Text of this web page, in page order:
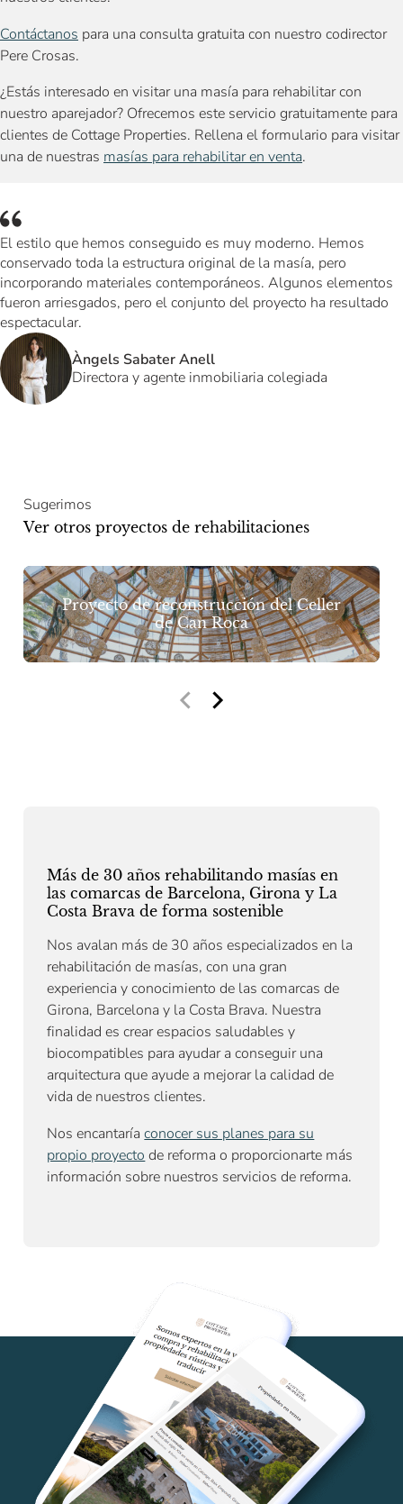
Contáctanos para una consulta gratuita con nuestro codirector
Pere Crosas.
¿Estás interesado en visitar una masía para rehabilitar con
nuestro aparejador? Ofrecemos este servicio gratuitamente para
clientes de Cottage Properties. Rellena el formulario para visitar
una de nuestras masías para rehabilitar en venta.
El estilo que hemos conseguido es muy moderno. Hemos
conservado toda la estructura original de la masía, pero
incorporando materiales contemporáneos. Algunos elementos
fueron arriesgados, pero el conjunto del proyecto ha resultado
espectacular.
Àngels Sabater Anell
Directora y agente inmobiliaria colegiada
Sugerimos
Ver otros proyectos de rehabilitaciones
Proyecto de reconstrucción del Celler
de Can Roca
Más de 30 años rehabilitando masías en
las comarcas de Barcelona, Girona y La
Costa Brava de forma sostenible
Nos avalan más de 30 años especializados en la
rehabilitación de masías, con una gran
experiencia y conocimiento de las comarcas de
Girona, Barcelona y la Costa Brava. Nuestra
finalidad es crear espacios saludables y
biocompatibles para ayudar a conseguir una
arquitectura que ayude a mejorar la calidad de
vida de nuestros clientes.
Nos encantaríaconocer sus planes para su
propio proyecto de reforma o proporcionarte más
información sobre nuestros servicios de reforma.